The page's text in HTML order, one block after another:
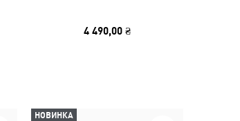
4 490,00 ₴
НОВИНКА